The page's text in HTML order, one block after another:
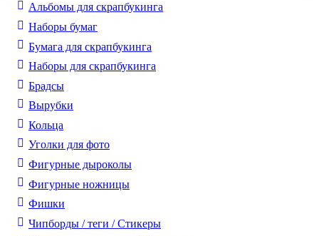
Альбомы для скрапбукинга
Наборы бумаг
Бумага для скрапбукинга
Наборы для скрапбукинга
Брадсы
Вырубки
Кольца
Уголки для фото
Фигурные дыроколы
Фигурные ножницы
Фишки
Чипборды / теги / Стикеры